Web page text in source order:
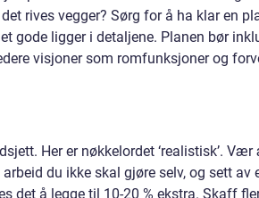
rives vegger? Sørg for å ha klar en
gode ligger i detaljene. Planen bør
visjoner som romfunksjoner og
Her er nøkkelordet ‘realistisk’.
du ikke skal gjøre selv, og sett av
det å legge til 10-20 % ekstra. Skaff